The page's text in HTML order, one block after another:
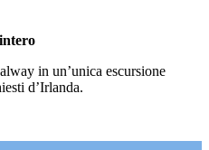
in un’unica escursione
d’Irlanda.